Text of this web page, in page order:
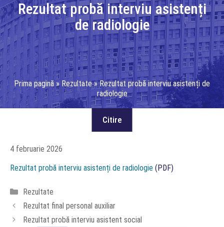
Prima pagină » Rezultate »Rezultat probă interviu asistenți de
radiologie
Rezultat probă interviu asistenți
de radiologie
4 februarie 2026
Rezultat probă interviu asistenți de radiologie (PDF)
Categorii
Rezultate
Rezultat final personal auxiliar
Rezultat probă interviu asistent social